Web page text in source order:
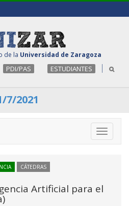
de la Universidad de Zaragoza
PDI/PAS ESTUDIANTES
7/2021
Toggle
CÁTEDRAS
Artificial para el